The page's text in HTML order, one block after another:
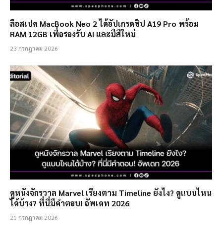
ลือสเปค MacBook Neo 2 ได้อัปเกรดชิป A19 Pro พร้อม
RAM 12GB เพื่อรองรับ AI และมีสีใหม่
23 กรกฎาคม 2026
ดูหนังจักรวาล Marvel เรียงตาม Timeline ยังไง? ดูแบบไหน
ได้บ้าง? ที่นี่มีคำตอบ! อัพเดท 2026
21 กรกฎาคม 2026